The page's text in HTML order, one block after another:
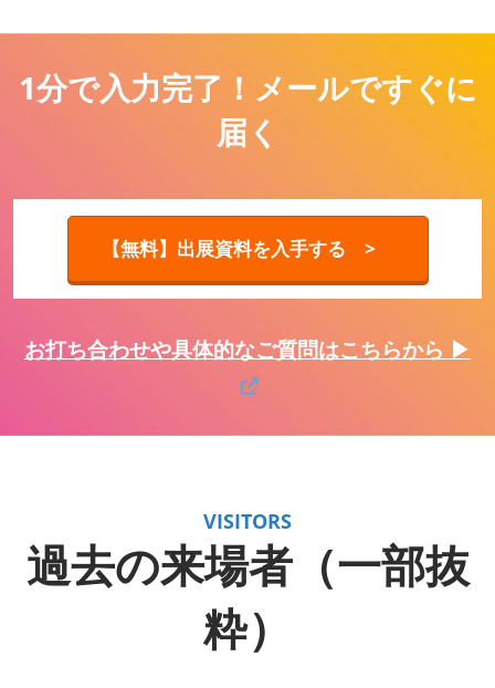
1分で入力完了！メールですぐに
届く
【無料】出展資料を入手する >
お打ち合わせや具体的なご質問はこちらから ▶
VISITORS
過去の来場者（一部抜
粋）